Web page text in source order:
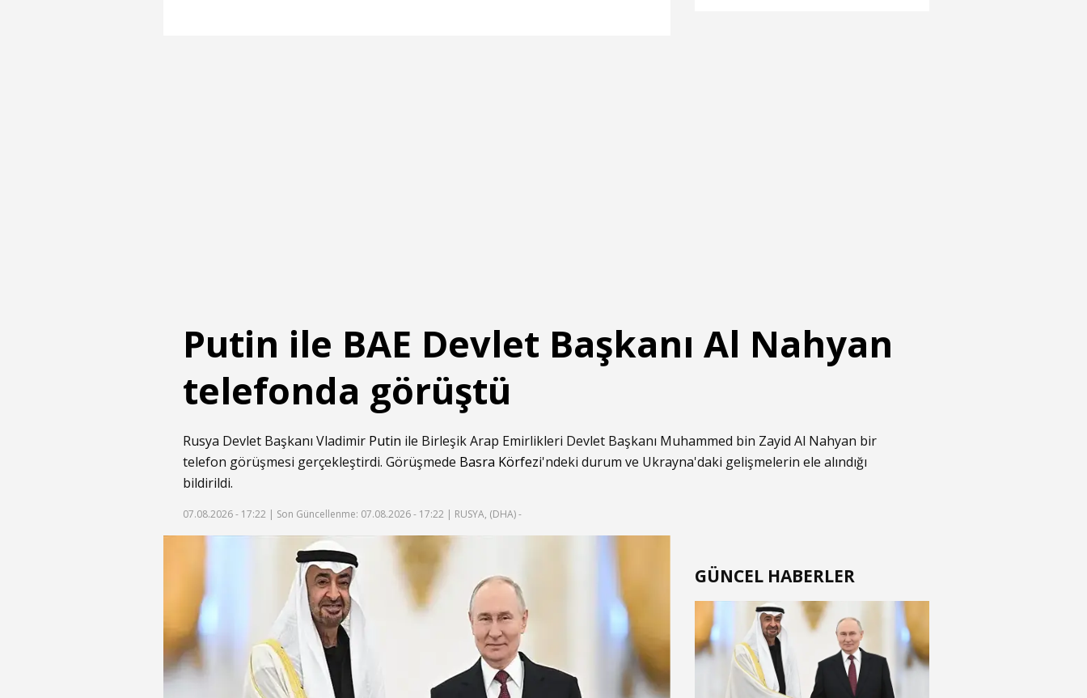
Putin ile BAE Devlet Başkanı Al Nahyan
telefonda görüştü
Rusya Devlet Başkanı Vladimir Putin ile Birleşik Arap Emirlikleri Devlet Başkanı Muhammed bin Zayid Al Nahyan bir
telefon görüşmesi gerçekleştirdi. Görüşmede Basra Körfezi'ndeki durum ve Ukrayna'daki gelişmelerin ele alındığı
bildirildi.
07.08.2026 - 17:22 | Son Güncellenme: 07.08.2026 - 17:22 | RUSYA, (DHA) -
GÜNCEL HABERLER